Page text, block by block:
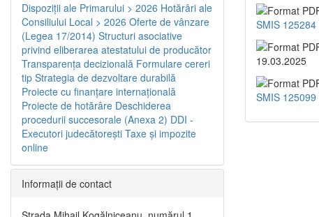
SMIS 125284
19.03.2025
SMIS 125099
Dispoziţii ale Primarului > 2026 Hotărâri ale
Consiliului Local > 2026 Oferte de vânzare
(Legea 17/2014) Structuri asociative
privind eliberarea atestatului de producător
Transparenţa decizională Formulare cereri
tip Strategia de dezvoltare durabilă
Proiecte cu finanţare internaţională
Proiecte de hotărâre Deschiderea
procedurii succesorale (Anexa 2) DDI -
Executori judecătorești Taxe şi impozite
online
Informaţii de contact